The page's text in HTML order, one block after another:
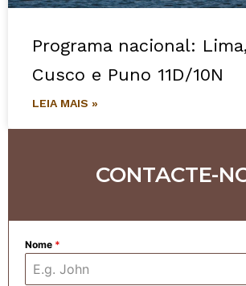
Programa nacional:
Cusco e Puno 11D/10N
LEIA MAIS »
CONTACTE-
Nome *